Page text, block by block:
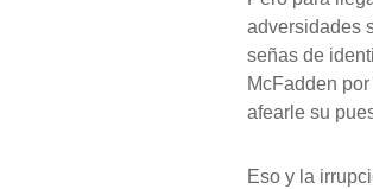
adversidades
señas de
McFadden
afearle su
Eso y la